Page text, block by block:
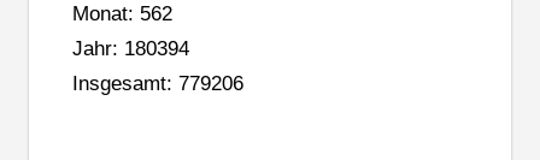
Monat: 562
Jahr: 180394
Insgesamt: 779206